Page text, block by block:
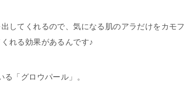
してくれるので、気になる肌のアラだけをカモフ
くれる効果があるんです♪
「グロウパール」。